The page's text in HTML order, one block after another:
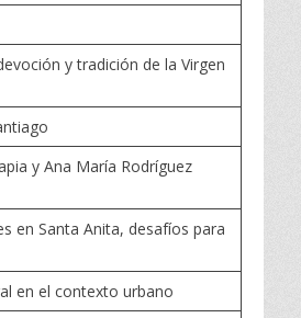
y tradición de la Virgen
y Ana María Rodríguez
en Santa Anita, desafíos para
en el contexto urbano